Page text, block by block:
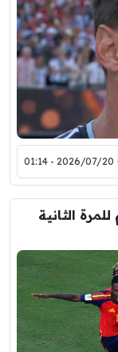
2026/07/20 - 01:14
الثانية